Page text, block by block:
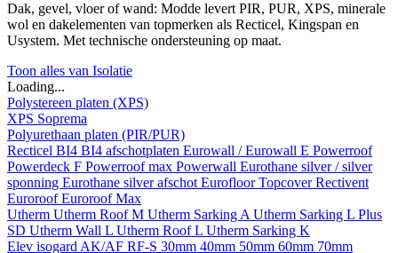
Dak, gevel, vloer of wand: Modde levert PIR, PUR, XPS, minerale
wol en dakelementen van topmerken als Recticel, Kingspan en
Usystem. Met technische ondersteuning op maat.
Toon alles van Isolatie
Loading...
Polystereen platen (XPS)
XPS Soprema
Polyurethaan platen (PIR/PUR)
Recticel BI4 BI4 afschotplaten Eurowall / Eurowall E Powerroof
Powerdeck F Powerroof max Powerwall Eurothane silver / silver
sponning Eurothane silver afschot EurofloorTopcoverRectivent
EuroroofEuroroof Max
Utherm Utherm Roof M Utherm Sarking A Utherm Sarking L Plus
SD Utherm Wall L Utherm Roof L Utherm Sarking K
Elev isogard AK/AF RF-S 30mm 40mm 50mm 60mm 70mm